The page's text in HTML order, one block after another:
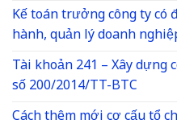
Kế toán trưởng công ty
hành, quản lý doanh
Tài khoản 241 – Xây
số 200/2014/TT-BTC
Cách thêm mới cơ cấu tổ